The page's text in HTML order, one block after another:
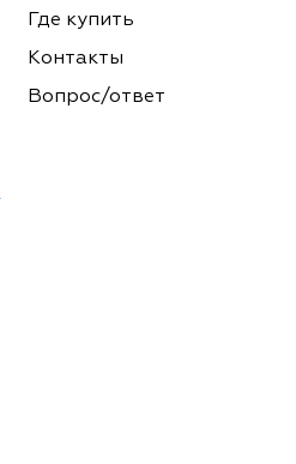
Где купить
Контакты
Вопрос/ответ